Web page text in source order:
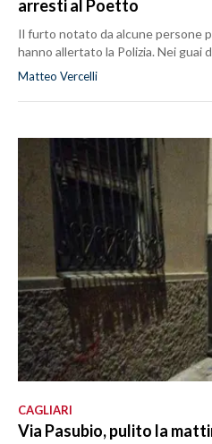
arresti al Poetto
Il furto notato da alcune persone
hanno allertato la Polizia. Nei guai
Matteo Vercelli
CAGLIARI
Via Pasubio, pulito la